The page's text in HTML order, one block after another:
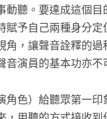
動聽。要達成這個目
賦予自己兩種身分定
角，讓聲音詮釋的過
音演員的基本功亦不
角色）給聽眾第一